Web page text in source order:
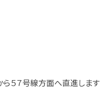
ら５７号線方面へ直進します